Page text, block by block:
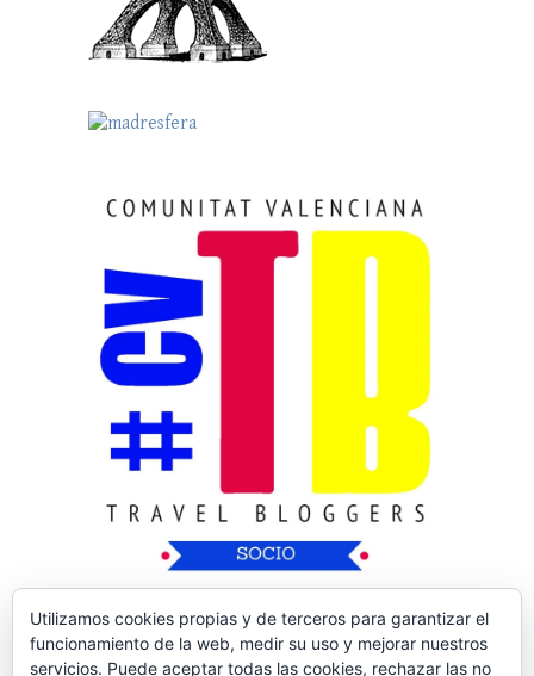
Utilizamos cookies propias y de terceros para garantizar el
funcionamiento de la web, medir su uso y mejorar nuestros
servicios. Puede aceptar todas las cookies, rechazar las no